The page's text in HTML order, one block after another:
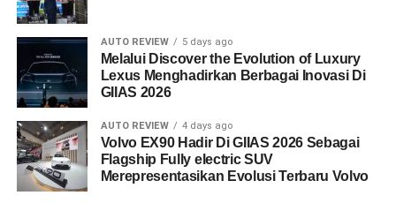
AUTO REVIEW 5 days ago
Melalui Discover the Evolution of Luxury
Lexus Menghadirkan Berbagai Inovasi Di
GIIAS 2026
AUTO REVIEW 4 days ago
Volvo EX90 Hadir Di GIIAS 2026 Sebagai
Flagship Fully electric SUV
Merepresentasikan Evolusi Terbaru Volvo